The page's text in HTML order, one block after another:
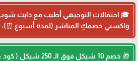
🎓 احتفالات التوجيهي أطيب مع دايت
واكسبي خصمكِ المباشر (لمدة أسبوع ⏰):
🎁 خصم 10 شيكل فوق الـ 250 شيكل ( كود : Diet10 )